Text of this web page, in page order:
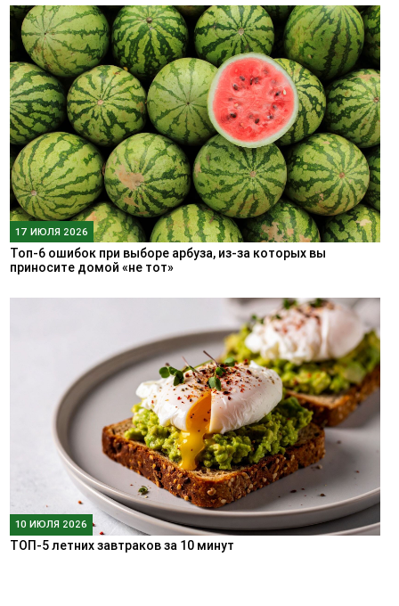
17 ИЮЛЯ 2026
Топ-6 ошибок при выборе арбуза, из-за которых вы
приносите домой «не тот»
10 ИЮЛЯ 2026
ТОП-5 летних завтраков за 10 минут